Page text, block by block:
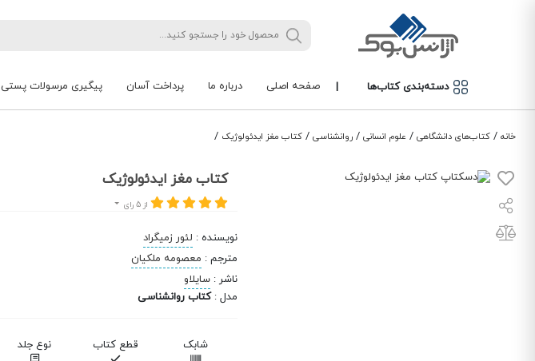
دسته‌بندی کتاب‌ها | صفحه اصلی درباره ما پرداخت آسان پیگیری مرسولات پستی
خانه / کتاب‌های دانشگاهی / علوم انسانی / روانشناسی / کتاب مغز ایدئولوژیک /
کتاب مغز ایدئولوژیک
از 5 رای
نویسنده : لئور زمیگراد
مترجم : معصومه ملکیان
ناشر : سایلاو
مدل :کتاب روانشناسی
شابک قطع کتاب نوع جلد